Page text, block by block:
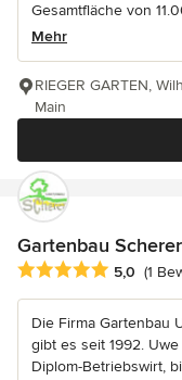
Gesamtfläche von
Mehr
RIEGER GARTEN,
Main
Gartenbau Scherer
Durchschnittliche
5,0 (1
Die Firma Gartenbau
gibt es seit 1992.
Diplom-Betriebswirt,